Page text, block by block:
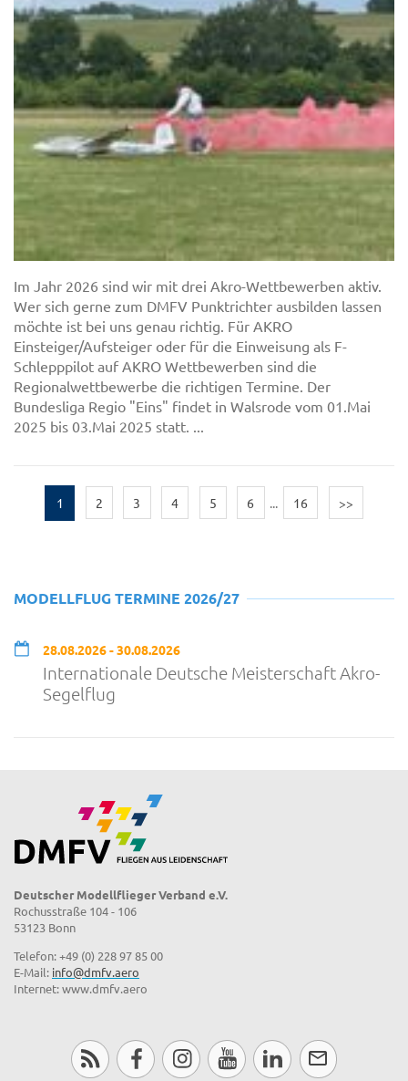
Im Jahr 2026 sind wir mit drei Akro-Wettbewerben aktiv.
Wer sich gerne zum DMFV Punktrichter ausbilden lassen
möchte ist bei uns genau richtig. Für AKRO
Einsteiger/Aufsteiger oder für die Einweisung als F-
Schlepppilot auf AKRO Wettbewerben sind die
Regionalwettbewerbe die richtigen Termine. Der
Bundesliga Regio "Eins" findet in Walsrode vom 01.Mai
2025 bis 03.Mai 2025 statt. ...
1 2 3 4 5 6 ... 16 >>
MODELLFLUG TERMINE 2026/27
28.08.2026 - 30.08.2026
Internationale Deutsche Meisterschaft Akro-
Segelflug
Deutscher Modellflieger Verband e.V.
Rochusstraße 104 - 106
53123 Bonn
Telefon: +49 (0) 228 97 85 00
E-Mail: info@dmfv.aero
Internet: www.dmfv.aero